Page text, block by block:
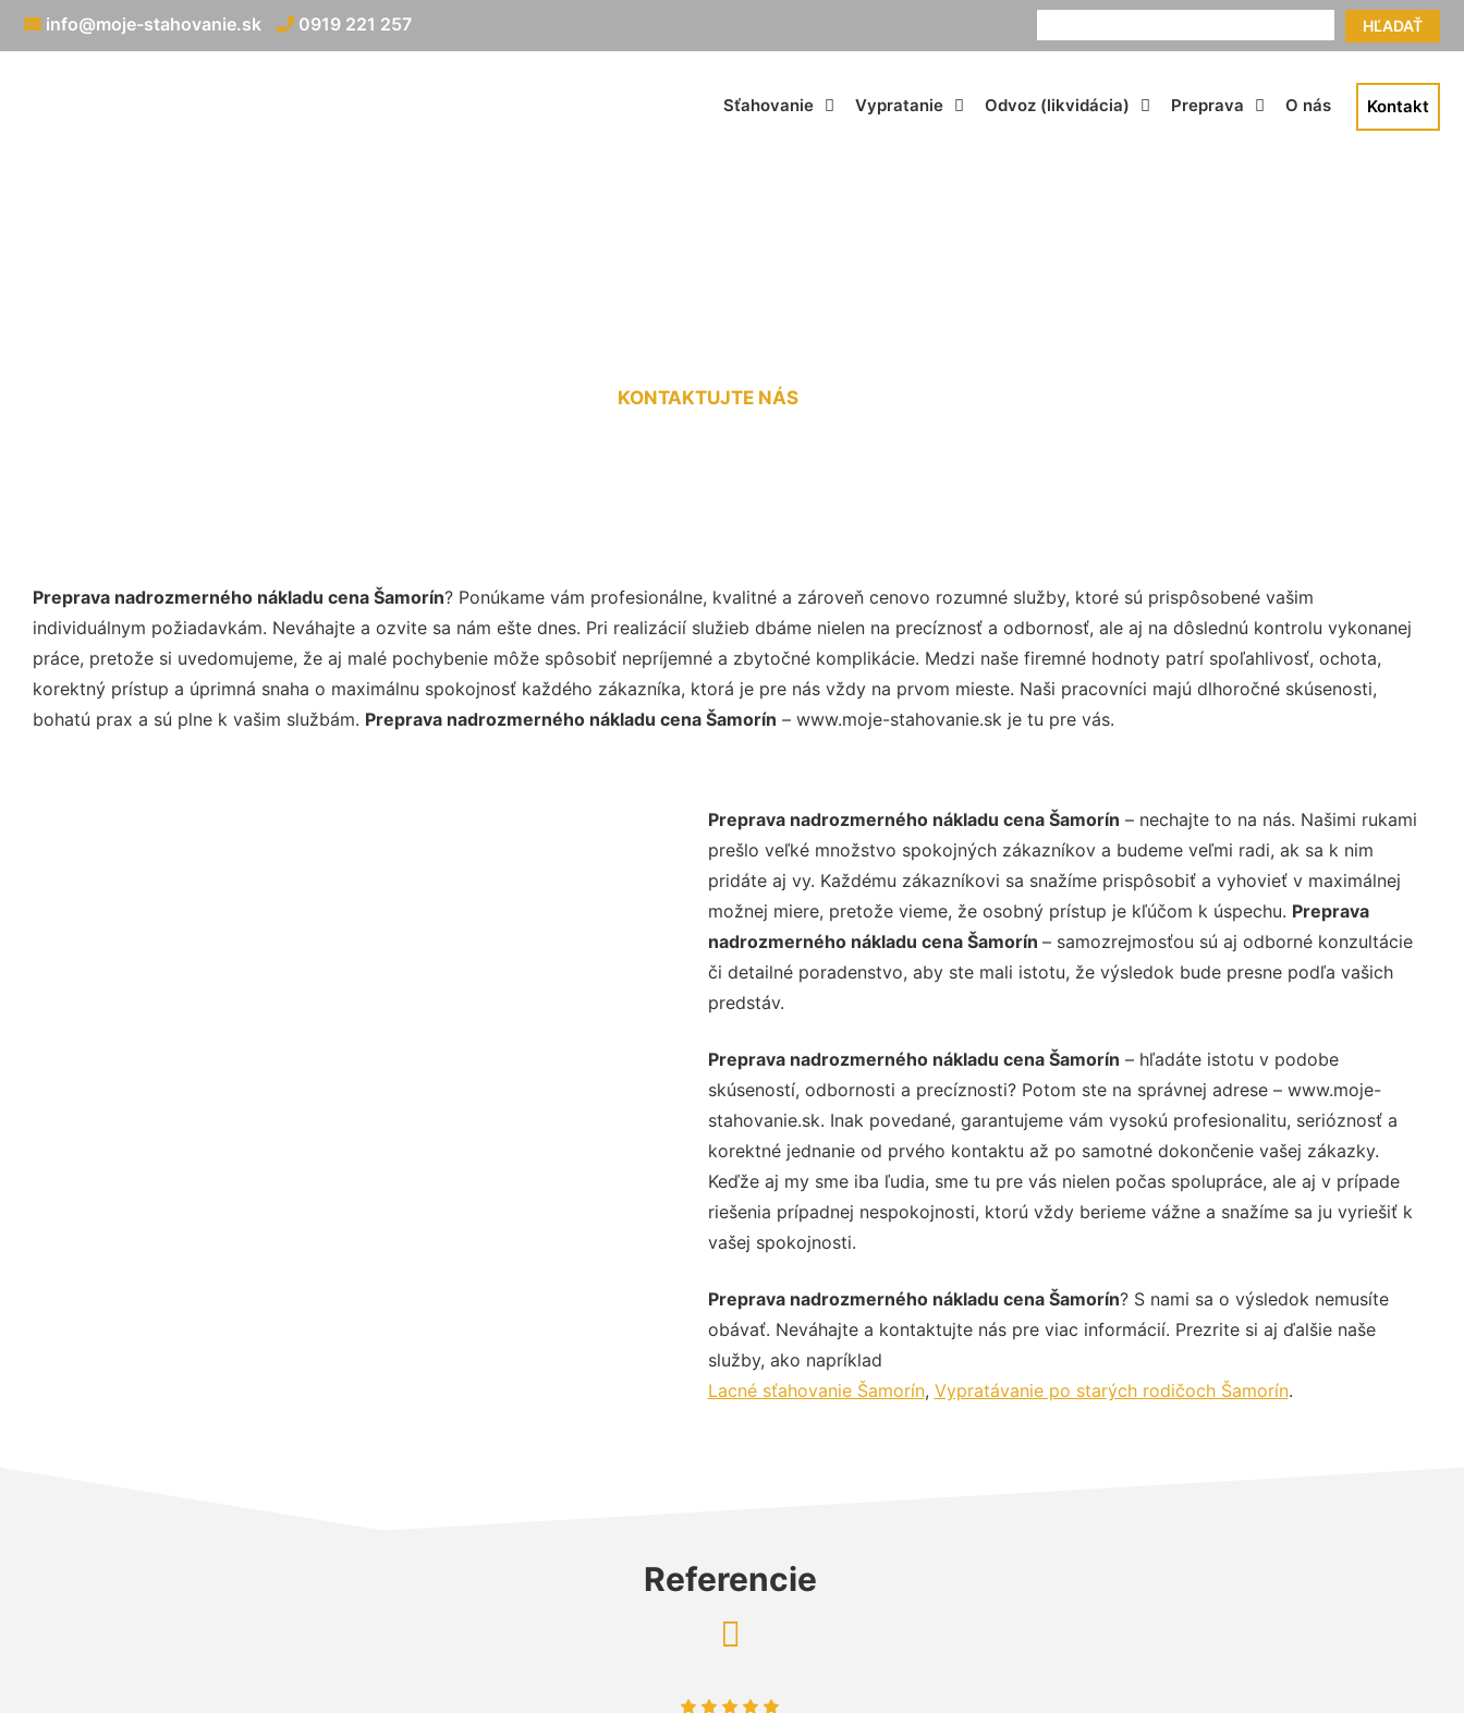
HĽADAŤ
info@moje-stahovanie.sk 0919 221 257
Sťahovanie Vypratanie Odvoz (likvidácia) Preprava O nás Kontakt
KONTAKTUJTE NÁS
Preprava nadrozmerného nákladu cena Šamorín? Ponúkame vám profesionálne, kvalitné a zároveň cenovo rozumné služby, ktoré sú prispôsobené vašim
individuálnym požiadavkám. Neváhajte a ozvite sa nám ešte dnes. Pri realizácií služieb dbáme nielen na precíznosť a odbornosť, ale aj na dôslednú kontrolu vykonanej
práce, pretože si uvedomujeme, že aj malé pochybenie môže spôsobiť nepríjemné a zbytočné komplikácie. Medzi naše firemné hodnoty patrí spoľahlivosť, ochota,
korektný prístup a úprimná snaha o maximálnu spokojnosť každého zákazníka, ktorá je pre nás vždy na prvom mieste. Naši pracovníci majú dlhoročné skúsenosti,
bohatú prax a sú plne k vašim službám. Preprava nadrozmerného nákladu cena Šamorín – www.moje-stahovanie.sk je tu pre vás.
Preprava nadrozmerného nákladu cena Šamorín – nechajte to na nás. Našimi rukami
prešlo veľké množstvo spokojných zákazníkov a budeme veľmi radi, ak sa k nim
pridáte aj vy. Každému zákazníkovi sa snažíme prispôsobiť a vyhovieť v maximálnej
možnej miere, pretože vieme, že osobný prístup je kľúčom k úspechu. Preprava
nadrozmerného nákladu cena Šamorín – samozrejmosťou sú aj odborné konzultácie
či detailné poradenstvo, aby ste mali istotu, že výsledok bude presne podľa vašich
predstáv.
Preprava nadrozmerného nákladu cena Šamorín – hľadáte istotu v podobe
skúseností, odbornosti a precíznosti? Potom ste na správnej adrese – www.moje-
stahovanie.sk. Inak povedané, garantujeme vám vysokú profesionalitu, serióznosť a
korektné jednanie od prvého kontaktu až po samotné dokončenie vašej zákazky.
Keďže aj my sme iba ľudia, sme tu pre vás nielen počas spolupráce, ale aj v prípade
riešenia prípadnej nespokojnosti, ktorú vždy berieme vážne a snažíme sa ju vyriešiť k
vašej spokojnosti.
Preprava nadrozmerného nákladu cena Šamorín? S nami sa o výsledok nemusíte
obávať. Neváhajte a kontaktujte nás pre viac informácií. Prezrite si aj ďalšie naše
služby, ako napríklad
Lacné sťahovanie Šamorín, Vypratávanie po starých rodičoch Šamorín.
Referencie